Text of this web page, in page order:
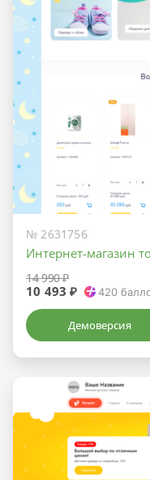
№ 2631756
Интернет-магазин
14 990 ₽
10 493 ₽ 420
Демоверсия